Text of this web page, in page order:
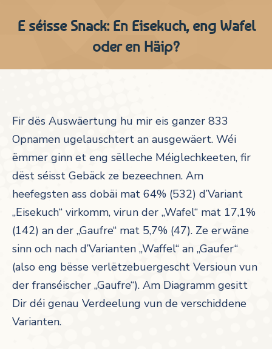
E séisse Snack: En Eisekuch, eng Wafel
oder en Häip?
Fir dës Auswäertung hu mir eis ganzer 833
Opnamen ugelauschtert an ausgewäert. Wéi
ëmmer ginn et eng sëlleche Méiglechkeeten, fir
dëst séisst Gebäck ze bezeechnen. Am
heefegsten ass dobäi mat 64% (532) d’Variant
„Eisekuch“ virkomm, virun der „Wafel“ mat 17,1%
(142) an der „Gaufre“ mat 5,7% (47). Ze erwäne
sinn och nach d’Varianten „Waffel“ an „Gaufer“
(also eng bësse verlëtzebuergescht Versioun vun
der franséischer „Gaufre“). Am Diagramm gesitt
Dir déi genau Verdeelung vun de verschiddene
Varianten.